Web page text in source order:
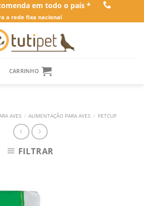
em todo o país *
a rede fixa nacional
CARRINHO
AVES / ALIMENTAÇÃO PARA AVES / PETCUP
FILTRAR